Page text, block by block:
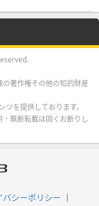
著作権その他の知的財産
を提供しております。
無断転載は固くお断りし
バシーポリシー